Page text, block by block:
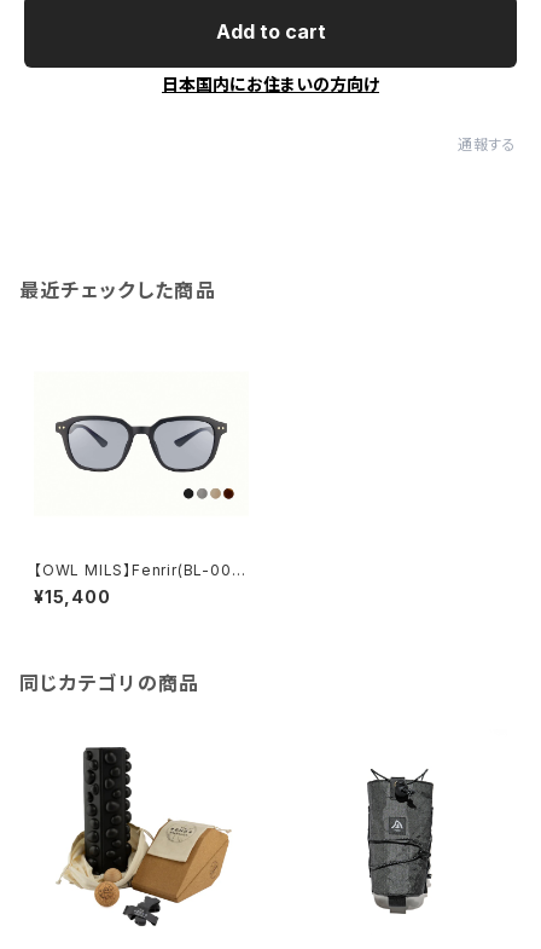
Add to cart
日本国内にお住まいの方向け
通報する
最近チェックした商品
【OWL MILS】Fenrir(BL-00
5）
¥15,400
同じカテゴリの商品